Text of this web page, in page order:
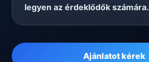
legyen az érdeklődők számára.
Ajánlatot kérek